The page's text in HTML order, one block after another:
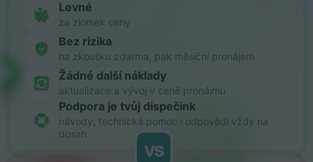
vs
Levné
za zlomek ceny
Bez rizika
na zkoušku zdarma, pak měsíční pronájem
Žádné další náklady
aktualizace a vývoj v ceně pronájmu
Podpora je tvůj dispečink
návody, technická pomoc i odpovědi vždy na
dosah